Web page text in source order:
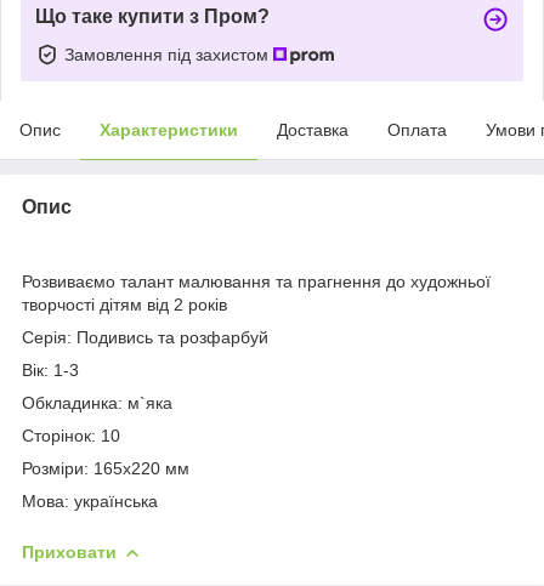
Що таке купити з Пром?
Замовлення під захистом
Опис Характеристики Доставка Оплата Умови
Опис
Розвиваємо талант малювання та прагнення до художньої
творчості дітям від 2 років
Серія: Подивись та розфарбуй
Вік: 1-3
Обкладинка: м`яка
Сторінок: 10
Розміри: 165x220 мм
Мова: українська
Приховати